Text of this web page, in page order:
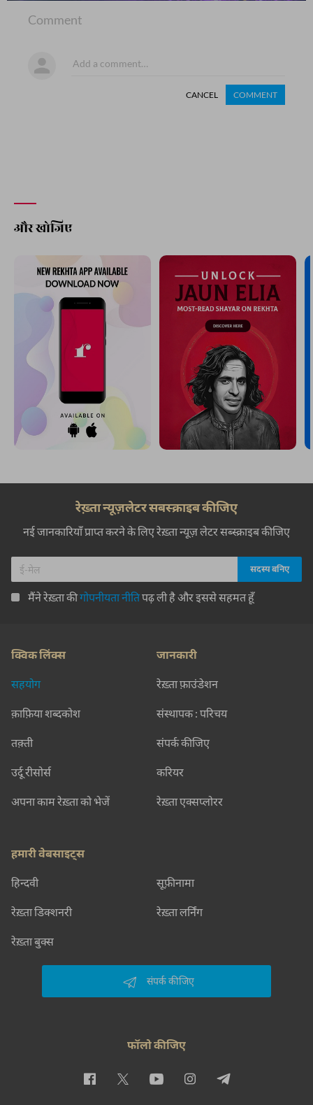
Comment
CANCEL COMMENT
और खोजिए
रेख़्ता न्यूज़लेटर सबस्क्राइब कीजिए
नई जानकारियाँ प्राप्त करने के लिए रेख़्ता न्यूज़ लेटर सब्स्क्राइब कीजिए
मैंने रेख़्ता कीगोपनीयता नीतिपढ़ ली है और इससे सहमत हूँ
क्विक लिंक्स
सहयोग
क़ाफ़िया शब्दकोश
तक़्ती
उर्दू रीसोर्स
अपना काम रेख़्ता को भेजें
जानकारी
रेख़्ता फ़ाउंडेशन
संस्थापक : परिचय
संपर्क कीजिए
करियर
रेख़्ता एक्सप्लोरर
हमारी वेबसाइट्स
हिन्दवी सूफ़ीनामा
रेख़्ता डिक्शनरी रेख़्ता लर्निंग
रेख़्ता बुक्स
संपर्क कीजिए
फॉलो कीजिए